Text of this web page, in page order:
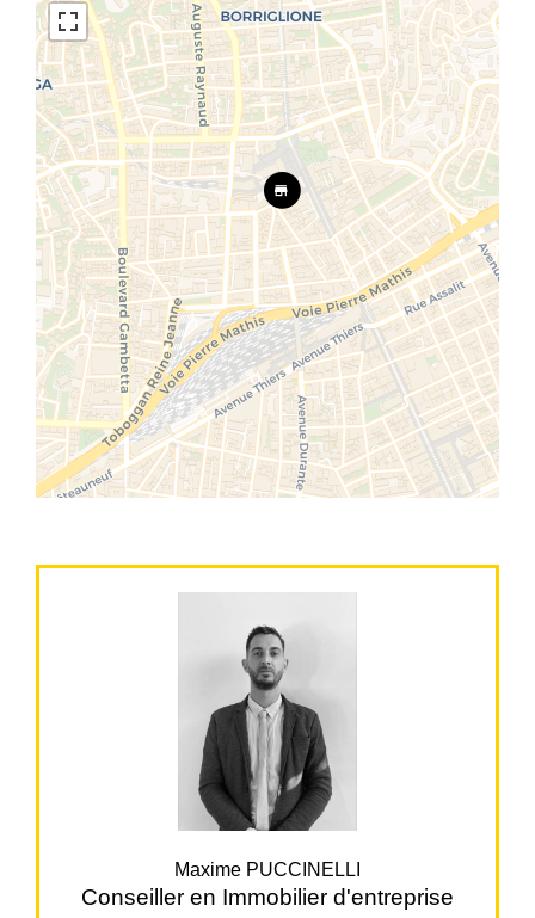
Maxime PUCCINELLI
Conseiller en Immobilier d'entreprise